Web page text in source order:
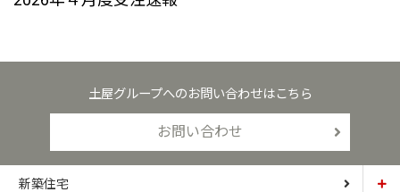
土屋グループへのお問い合わせはこちら
お問い合わせ
新築住宅